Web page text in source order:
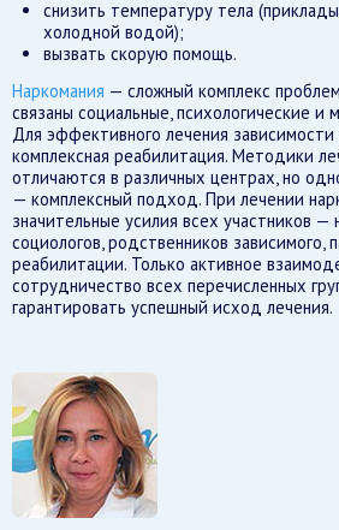
снизить температуру тела
холодной водой);
вызвать скорую помощь.
Наркомания — сложный комплекс
связаны социальные, психологические и
Для эффективного лечения
комплексная реабилитация. Методики
отличаются в различных центрах, но
— комплексный подход. При лечении
значительные усилия всех участников —
социологов, родственников зависимого,
реабилитации. Только активное
сотрудничество всех перечисленных
гарантировать успешный исход лечения.